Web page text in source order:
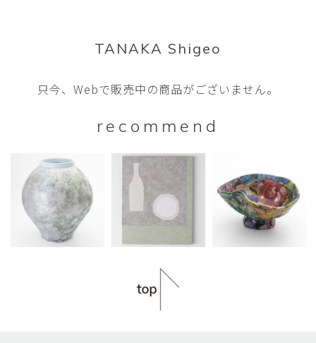
TANAKA Shigeo
只今、Webで販売中の商品がございません。
recommend